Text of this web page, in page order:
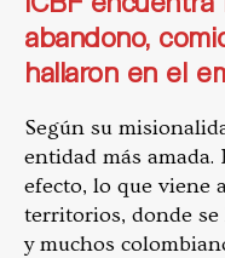
abandono,
hallaron en el
Según su
entidad más amada.
efecto, lo que viene
territorios, donde se
y muchos